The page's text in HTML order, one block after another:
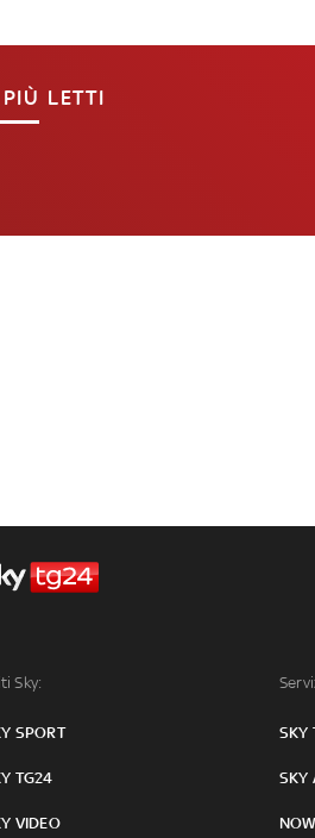
LETTI
Sky:
SPORT
TG24
VIDEO
SKY
SKY
NOW